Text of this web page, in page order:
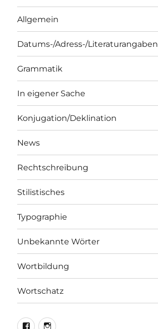
Allgemein
Datums-/Adress-/Literaturangaben
Grammatik
In eigener Sache
Konjugation/Deklination
News
Rechtschreibung
Stilistisches
Typographie
Unbekannte Wörter
Wortbildung
Wortschatz
LEO@Facebook
LEO@Instagram